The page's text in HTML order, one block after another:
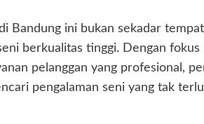
Bandung ini bukan sekadar
berkualitas tinggi. Dengan
pelanggan yang profesional,
pengalaman seni yang tak